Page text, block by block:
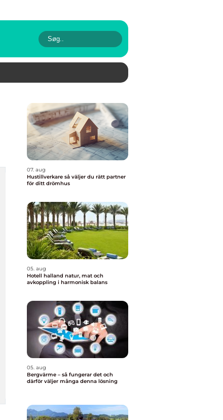
07. aug
Hustillverkare så väljer du rätt partner
för ditt drömhus
05. aug
Hotell halland natur, mat och
avkoppling i harmonisk balans
05. aug
Bergvärme – så fungerar det och
därför väljer många denna lösning